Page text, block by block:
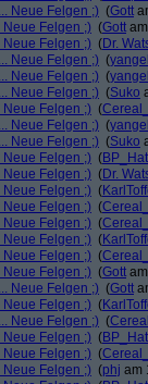
Neue Felgen ;) (Gott
Neue Felgen ;) (Gott
Neue Felgen ;) (Dr.
Neue Felgen ;) (yangel
Neue Felgen ;) (yangel
Neue Felgen ;) (Suko
Neue Felgen ;) (
Neue Felgen ;) (yangel
Neue Felgen ;) (Suko
Neue Felgen ;) (
Neue Felgen ;) (Dr.
Neue Felgen ;) (
Neue Felgen ;) (
Neue Felgen ;) (
Neue Felgen ;) (
Neue Felgen ;) (
Neue Felgen ;) (Gott
Neue Felgen ;) (Gott
Neue Felgen ;) (
Neue Felgen ;) (
Neue Felgen ;) (
Neue Felgen ;) (
Neue Felgen ;) (phj am